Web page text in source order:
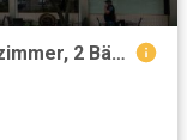
3er WG in Aachen: 100 qm, 3 Schlafzimmer, 2 Bäder, zentral | 3 room flatshare, 2 bathrooms